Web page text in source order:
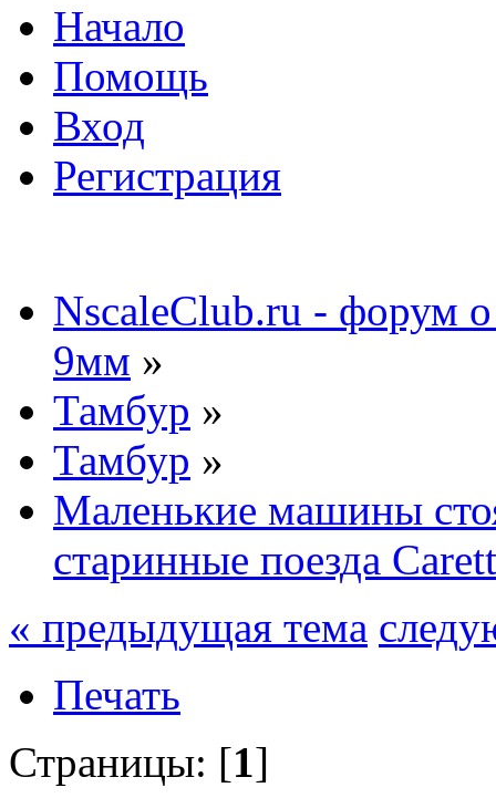
Начало
Помощь
Вход
Регистрация
NscaleClub.ru - форум
9мм »
Тамбур »
Тамбур »
Маленькие машины
старинные поезда
« предыдущая тема
Печать
Страницы: [1]